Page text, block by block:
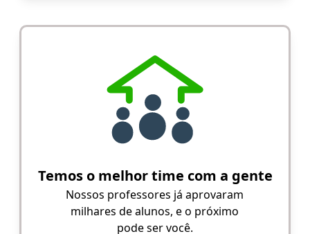
Temos o melhor time com a gente
Nossos professores já aprovaram
milhares de alunos, e o próximo
pode ser você.